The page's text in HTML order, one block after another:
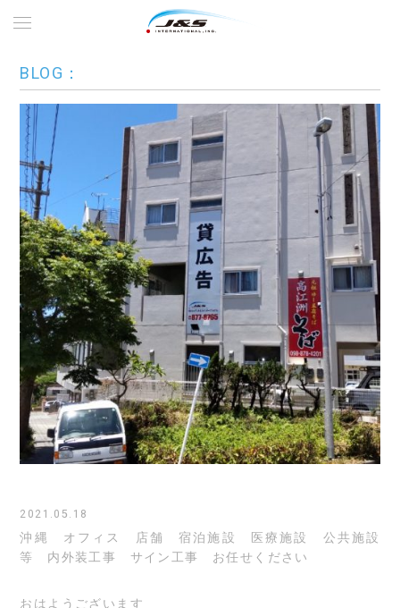
BLOG：
2021.05.18
沖縄 オフィス 店舗 宿泊施設 医療施設 公共施設
等 内外装工事 サイン工事 お任せください
おはようございます